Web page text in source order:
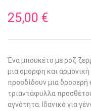
25,00 €
Ένα μπουκέτο με ροζ
μια ομορφη και
προσδίδουν μια
τριαντάφυλλα
αγνότητα. Ιδανικό για